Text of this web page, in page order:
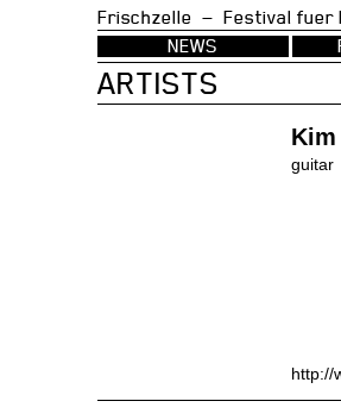
Frischzelle —
NEWS
ARTISTS
guitar
http://